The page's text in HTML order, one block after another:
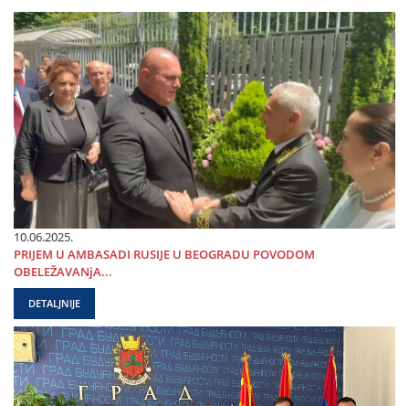
10.06.2025.
PRIЈEM U AMBASADI RUSIЈE U BEOGRADU POVODOM
OBELEŽAVANjA...
DETALJNIJE